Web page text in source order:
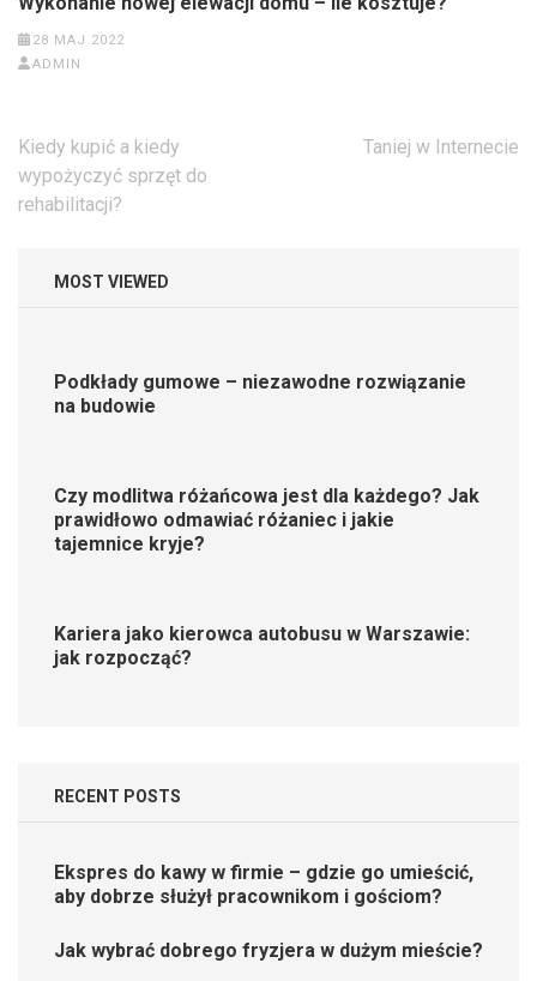
28 MAJ 2022
ADMIN
Nawigacja
wpisu
Kiedy kupić a kiedy
wypożyczyć sprzęt do
rehabilitacji?
Taniej w Internecie
MOST VIEWED
Podkłady gumowe – niezawodne rozwiązanie
na budowie
Czy modlitwa różańcowa jest dla każdego? Jak
prawidłowo odmawiać różaniec i jakie
tajemnice kryje?
Kariera jako kierowca autobusu w Warszawie:
jak rozpocząć?
RECENT POSTS
Ekspres do kawy w firmie – gdzie go umieścić,
aby dobrze służył pracownikom i gościom?
Jak wybrać dobrego fryzjera w dużym mieście?